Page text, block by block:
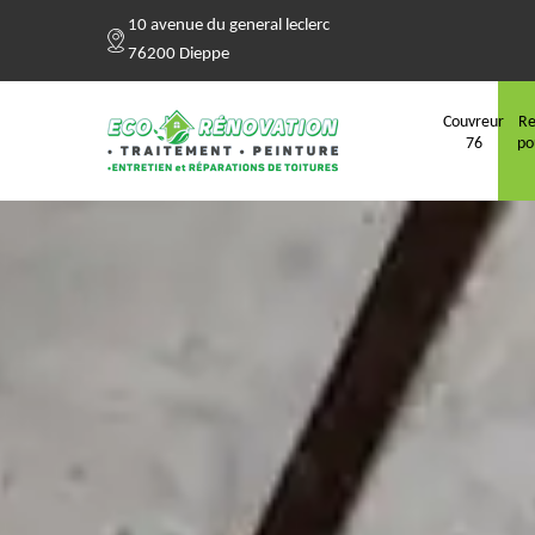
10 avenue du general leclerc
76200 Dieppe
Couvreur
76